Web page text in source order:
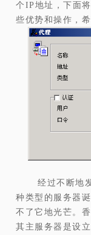
个IP地址，下面
些优势和操作，
经过不断地
种类型的服务器
不了它地光芒。
其主服务器是设